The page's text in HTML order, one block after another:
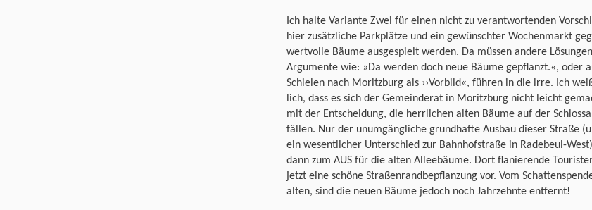
Ich halte Variante Zwei für einen nicht zu verantwortenden
hier zusätzliche Parkplätze und ein gewünschter Wochenmarkt
wertvolle Bäume ausgespielt werden. Da müssen andere
Argumente wie: »Da werden doch neue Bäume gepflanzt.«, oder
Schielen nach Moritzburg als ››Vorbild«, führen in die lrre. Ich
lich, dass es sich der Gemeinderat in Moritzburg nicht leicht
mit der Entscheidung, die herrlichen alten Bäume auf der
fällen. Nur der unumgängliche grundhafte Ausbau dieser Straße
ein wesentlicher Unterschied zur Bahnhofstraße in Radebeul-
dann zum AUS für die alten Alleebäume. Dort flanierende
jetzt eine schöne Straßenrandbepflanzung vor. Vom
alten, sind die neuen Bäume jedoch noch Jahrzehnte entfernt!